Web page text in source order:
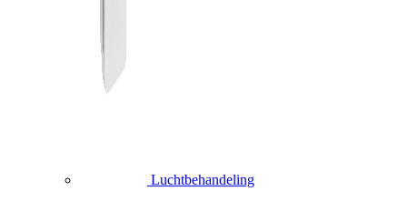
Luchtbehandeling